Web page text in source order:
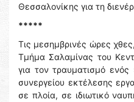
Θεσσαλονίκης για τη
*****
Τις μεσημβρινές ώρες
Τμήμα Σαλαμίνας του
για τον τραυματισμό
συνεργείου εκτέλεσης
σε πλοία, σε ιδιωτικό